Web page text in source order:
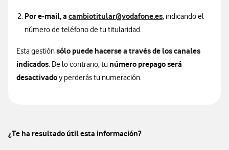
Por e-mail, a cambiotitular@vodafone.es, indicando el
número de teléfono de tu titularidad.
Esta gestiónsólo puede hacerse a través de los canales
indicados. De lo contrario, tu número prepago será
desactivadoy perderás tu numeración.
¿Te ha resultado útil esta información?